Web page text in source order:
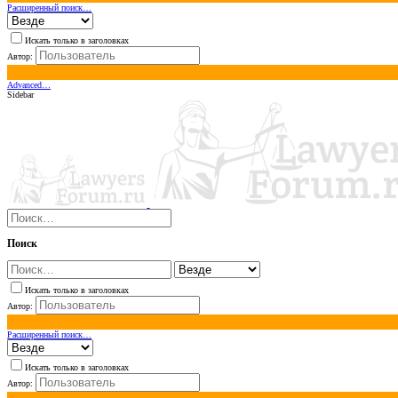
Расширенный поиск…
Искать только в заголовках
Автор:
Advanced…
Sidebar
Поиск
Искать только в заголовках
Автор:
Расширенный поиск…
Искать только в заголовках
Автор: